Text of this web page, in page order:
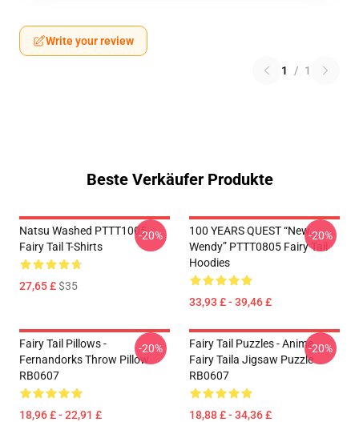
Write your review
1 / 1
Beste Verkäufer Produkte
Natsu Washed PTTT1005
Fairy Tail T-Shirts
27,65 £$35
-20%
100 YEARS QUEST “New
Wendy” PTTT0805 Fairy Tail
Hoodies
33,93 £ - 39,46 £
-20%
Fairy Tail Pillows -
Fernandorks Throw Pillow
RB0607
18,96 £ - 22,91 £
-20%
Fairy Tail Puzzles - Anime
Fairy Taila Jigsaw Puzzle
RB0607
18,88 £ - 34,36 £
-20%